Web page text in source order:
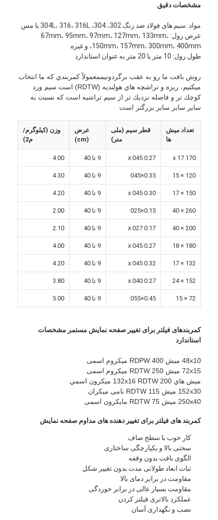
خانه
محصولات
دربارهی ما
کنترل کیفیت
اخبار
حالا صحبت کن
توری استیل ضد زنگ X Tend
صفحه فیلتر اکسترودر
بسته صفحه نمایش اکسترودر
مش طناب سیمی
مشخصات دقیق
مواد: سیم های فولاد ضد زنگ 302، 304، 304L، 316، 316L یا مس
عرض رول: 67mm، 95mm، 97mm، 127mm، 133mm،
150mm، 157mm، 300mm، 400mm، و غیره
طول رول: 10 متر یا 20 متر به عنوان استاندارد
روش بافت ما رو به عقب برگردونيممعمولاً کمربندي که ما انتخاب
ميکنيم، ريزه و تراشچه هاي هولنديه (RDTW) است.سيم ورد
كوچك تر و فاصله نزديك تر از سيم تراشيه است كه نسبت به
ساير ساير ساير بزرگتر است
تعداد میش
ها
قطر سیم (ملی
متر)
عرض
(cm)
وزن (کیلوگرم/
م2)
170 x 17
0.27 x 045 9 تا 40 4.00
120 × 15
0.35×045 9 تا 40 4.30
150 × 17
0.30 x 045 9 تا 40 4.20
260 × 40
0.15×025 9 تا 40 2.00
200 × 40
0.17 x 027 9 تا 40 2.10
180 × 18
0.27 x 045 9 تا 40 4.00
132 × 17
0.32 x 045 9 تا 40 4.20
152 × 24
0.27 x 040 9 تا 40 3.80
72 × 15
0.45×055 9 تا 40 5.00
کمربندهای فیلتر برای تغییر صفحه نمایش مستمر مشخصات
استاندارد
48x10 میش RDPW 400 میکروم اسمی
72x15 میش RDTW 250 میکروم اسمی
ميش هاي 132x16 RDTW 200 ميکرون اسمي
152x30 میش RDTW 115 نامی میکران
250x40 میش RDTW 75 مایکرون اسمی
کمربند های فیلتر برای تغییر دهنده های مداوم صفحه نمایش
کار خوب با سطح صاف
سختی بالا و یکپارچگی ساختاری
الگوی بافت بدون وقفه
ثبات ابعاد طولانی مدت بدون تغییر شکل
مقاومت در برابر دمای بالا
مقاومت بسیار عالی در برابر خوردگی
عملکرد بالاتری فیلتر کردن
نصب و نگهداری آسان